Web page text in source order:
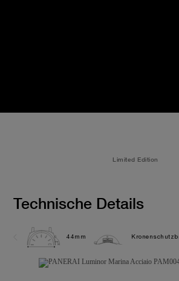
Limited Edition
Technische Details
44mm